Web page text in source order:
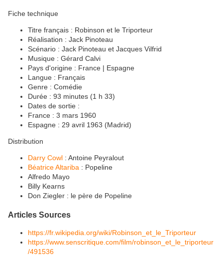
Fiche technique
Titre français : Robinson et le Triporteur
Réalisation : Jack Pinoteau
Scénario : Jack Pinoteau et Jacques Vilfrid
Musique : Gérard Calvi
Pays d'origine : France | Espagne
Langue : Français
Genre : Comédie
Durée : 93 minutes (1 h 33)
Dates de sortie :
France : 3 mars 1960
Espagne : 29 avril 1963 (Madrid)
Distribution
Darry Cowl : Antoine Peyralout
Béatrice Altariba : Popeline
Alfredo Mayo
Billy Kearns
Don Ziegler : le père de Popeline
Articles Sources
https://fr.wikipedia.org/wiki/Robinson_et_le_Triporteur
https://www.senscritique.com/film/robinson_et_le_triporteur
/491536